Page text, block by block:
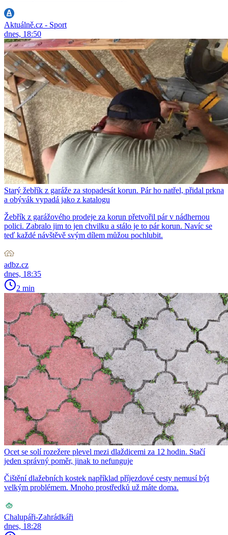
Aktuálně.cz - Sport
dnes, 18:50
Starý žebřík z garáže za stopadesát korun. Pár ho natřel, přidal prkna
a obývák vypadá jako z katalogu
Žebřík z garážového prodeje za korun přetvořil pár v nádhernou
polici. Zabralo jim to jen chvilku a stálo je to pár korun. Navíc se
teď každé návštěvě svým dílem můžou pochlubit.
adbz.cz
dnes, 18:35
2 min
Ocet se solí rozežere plevel mezi dlaždicemi za 12 hodin. Stačí
jeden správný poměr, jinak to nefunguje
Čištění dlažebních kostek například příjezdové cesty nemusí být
velkým problémem. Mnoho prostředků už máte doma.
Chalupáři-Zahrádkáři
dnes, 18:28